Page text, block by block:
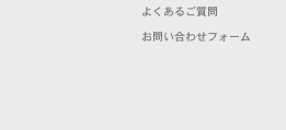
よくあるご質問
お問い合わせフォーム